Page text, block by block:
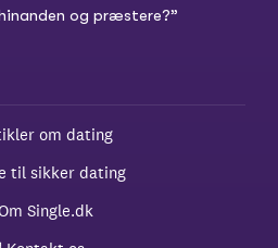
og præstere?”
om dating
til sikker dating
Single.dk